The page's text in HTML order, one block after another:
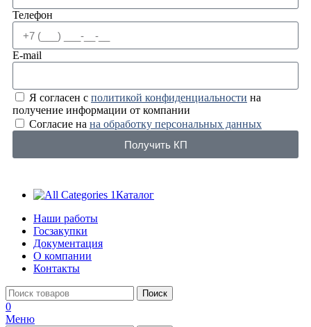
Телефон
E-mail
Я согласен с политикой конфиденциальности на
получение информации от компании
Согласие на на обработку персональных данных
Получить КП
Каталог
Наши работы
Госзакупки
Документация
О компании
Контакты
Поиск
0
Меню